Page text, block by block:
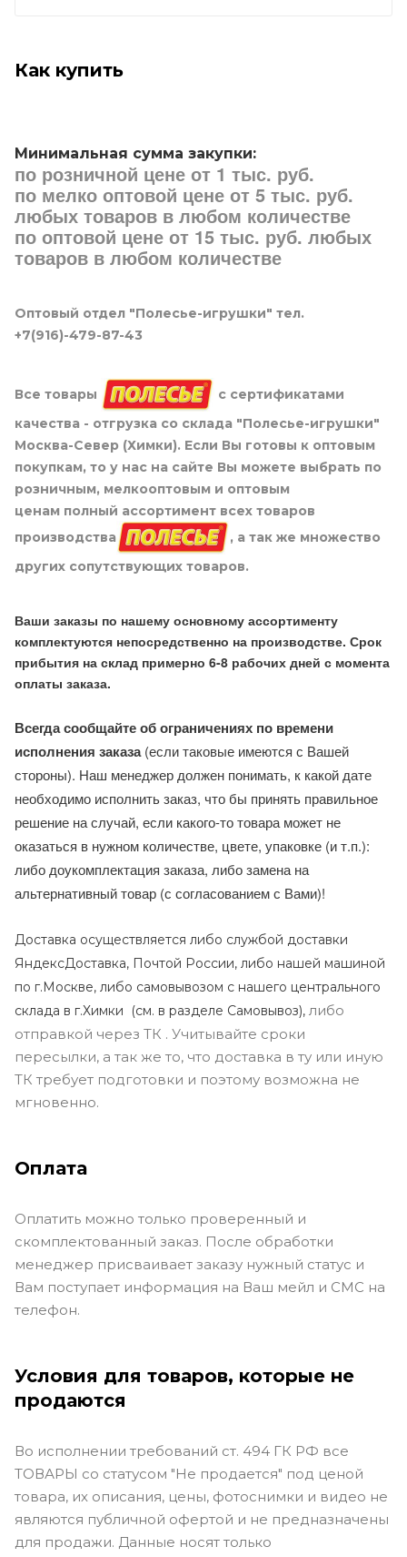
Как купить
Минимальная сумма закупки:
по розничной цене от 1 тыс. руб.
по мелко оптовой цене от 5 тыс. руб.
любых товаров в любом количестве
по оптовой цене от 15 тыс. руб. любых
товаров в любом количестве
Оптовый отдел "Полесье-игрушки" тел.
+7(916)-479-87-43
Все товары
с сертификатами
качества - отгрузка со склада "Полесье-игрушки"
Москва-Север (Химки). Если Вы готовы к оптовым
покупкам, то у нас на сайте Вы можете выбрать по
розничным, мелкооптовым и оптовым
ценам полный ассортимент всех товаров
производства
, а так же множество
других сопутствующих товаров.
Ваши заказы по нашему основному ассортименту
комплектуются непосредственно на производстве. Срок
прибытия на склад примерно 6-8 рабочих дней с момента
оплаты заказа.
Всегда сообщайте об ограничениях по времени
исполнения заказа(если таковые имеются с Вашей
стороны). Наш менеджер должен понимать, к какой дате
необходимо исполнить заказ, что бы принять правильное
решение на случай, если какого-то товара может не
оказаться в нужном количестве, цвете, упаковке (и т.п.):
либо доукомплектация заказа, либо замена на
альтернативный товар (с согласованием с Вами)!
Доставка осуществляется либо службой доставки
ЯндексДоставка, Почтой России, либо нашей машиной
по г.Москве, либо самовывозом с нашего центрального
склада в г.Химки (см. в разделе Самовывоз), либо
отправкой через ТК . Учитывайте сроки
пересылки, а так же то, что доставка в ту или иную
ТК требует подготовки и поэтому возможна не
мгновенно.
Оплата
Оплатить можно только проверенный и
скомплектованный заказ. После обработки
менеджер присваивает заказу нужный статус и
Вам поступает информация на Ваш мейл и СМС на
телефон.
Условия для товаров, которые не
продаются
Во исполнении требований ст. 494 ГК РФ все
ТОВАРЫ со статусом "Не продается" под ценой
товара, их описания, цены, фотоснимки и видео не
являются публичной офертой и не предназначены
для продажи. Данные носят только